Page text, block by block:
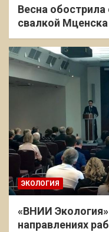
Весна
свалкой Мценска
ЭКОЛОГИЯ
«ВНИИ
направлениях